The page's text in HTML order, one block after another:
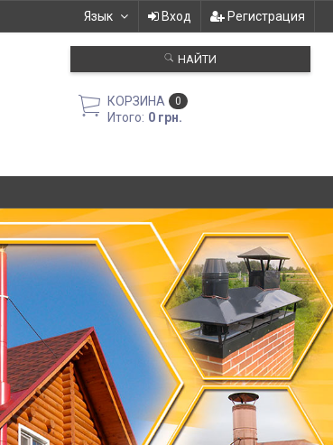
Язык Вход Регистрация
НАЙТИ
КОРЗИНА 0
Итого: 0 грн.